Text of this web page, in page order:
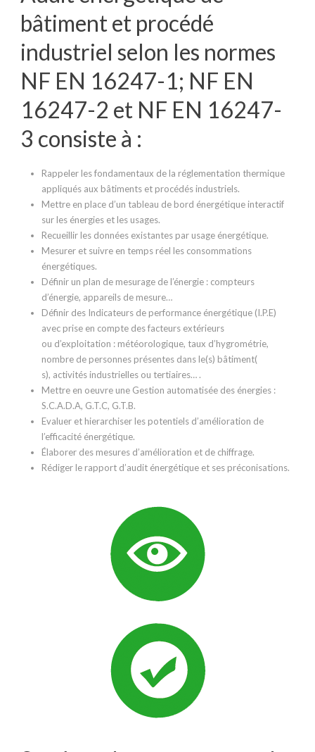
bâtiment et procédé
industriel selon les normes
NF EN 16247-1; NF EN
16247-2 et NF EN 16247-
3 consiste à :
Rappeler les fondamentaux de la réglementation thermique
appliqués aux bâtiments et procédés industriels.
Mettre en place d’un tableau de bord énergétique interactif
sur les énergies et les usages.
Recueillir les données existantes par usage énergétique.
Mesurer et suivre en temps réel les consommations
énergétiques.
Définir un plan de mesurage de l’énergie : compteurs
d’énergie, appareils de mesure…
Définir des Indicateurs de performance énergétique (I.P.E)
avec prise en compte des facteurs extérieurs
ou d’exploitation : météorologique, taux d’hygrométrie,
nombre de personnes présentes dans le(s) bâtiment(
s), activités industrielles ou tertiaires… .
Mettre en oeuvre une Gestion automatisée des énergies :
S.C.A.D.A, G.T.C, G.T.B.
Evaluer et hierarchiser les potentiels d’amélioration de
l’efficacité énergétique.
Élaborer des mesures d’amélioration et de chiffrage.
Rédiger le rapport d’audit énergétique et ses préconisations.